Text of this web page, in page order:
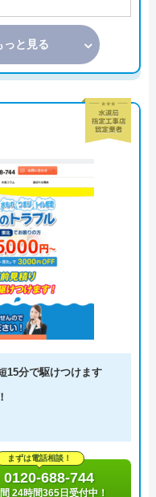
っと見る
15分で駆けつけます
まずは電話相談！
0120-688-744
24時間365日受付中！